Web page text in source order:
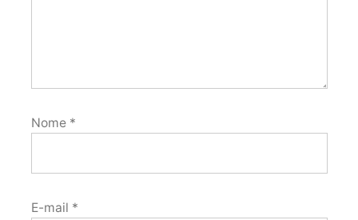
Nome *
E-mail *